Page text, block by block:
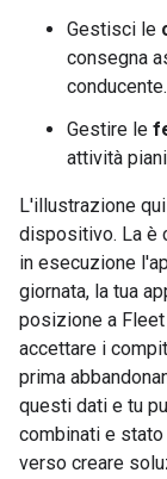
Gestisci le
consegna
conducente.
Gestire le
attività
L'illustrazione
dispositivo. La è
in esecuzione
giornata, la tua
posizione a Fleet
accettare i
prima
questi dati e tu
combinati e
verso creare